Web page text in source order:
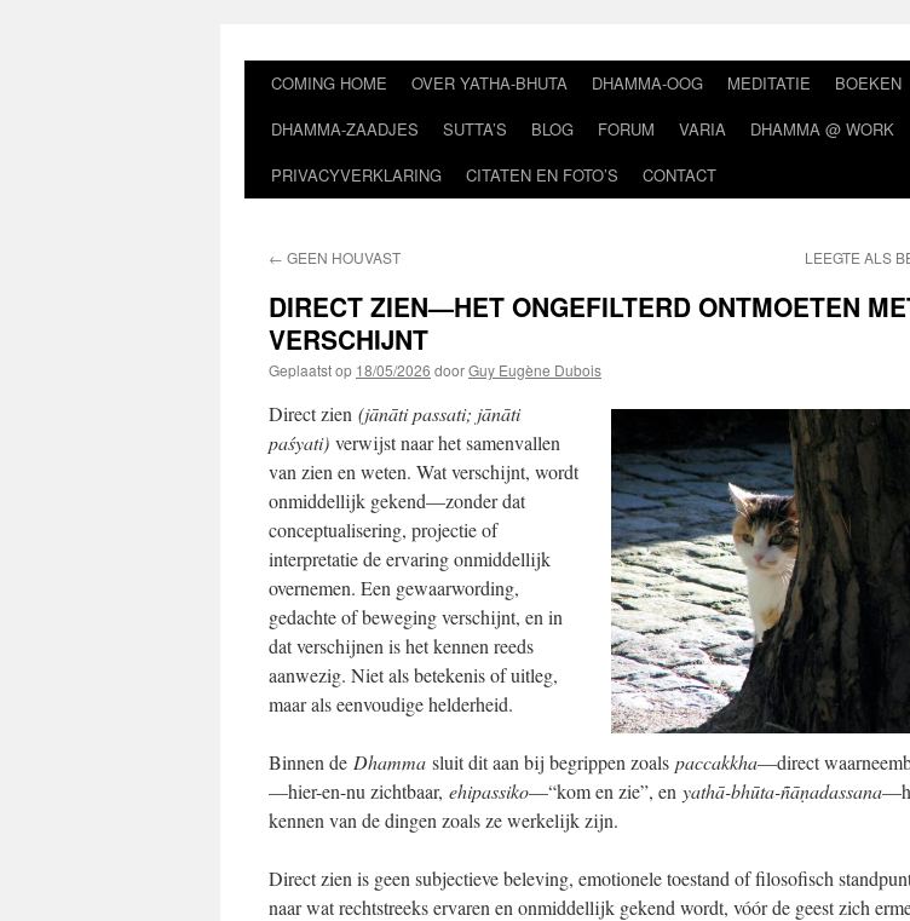
COMING HOME OVER YATHA-BHUTA DHAMMA-OOG MEDITATIE BOEKEN
DHAMMA-ZAADJES
SUTTA’S BLOG FORUM VARIA DHAMMA @ WORK
PRIVACYVERKLARING
CITATEN EN FOTO’S CONTACT
← GEEN HOUVAST LEEGTE ALS
DIRECT ZIEN—HET ONGEFILTERD ONTMOETEN
VERSCHIJNT
Geplaatst op 18/05/2026 doorGuy Eugène Dubois
Direct zien (jānāti passati; jānāti
paśyati) verwijst naar het samenvallen
van zien en weten. Wat verschijnt, wordt
onmiddellijk gekend—zonder dat
conceptualisering, projectie of
interpretatie de ervaring onmiddellijk
overnemen. Een gewaarwording,
gedachte of beweging verschijnt, en in
dat verschijnen is het kennen reeds
aanwezig. Niet als betekenis of uitleg,
maar als eenvoudige helderheid.
Binnen de Dhamma sluit dit aan bij begrippen zoals paccakkha—direct
—hier-en-nu zichtbaar, ehipassiko—“kom en zie”, en yathā-bhūta-ñāṇadassana
kennen van de dingen zoals ze werkelijk zijn.
Direct zien is geen subjectieve beleving, emotionele toestand of filosofisch
naar wat rechtstreeks ervaren en onmiddellijk gekend wordt, vóór de geest zich